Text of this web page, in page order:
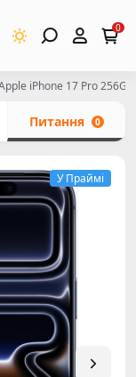
0
iPhone 17 Pro
Питання 0
У Праймі